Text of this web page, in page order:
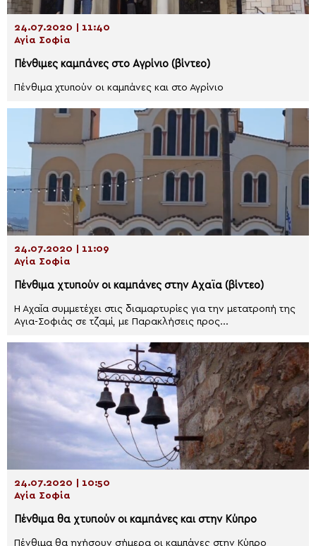
24.07.2020 | 11:40
Αγία Σοφία
Πένθιμες καμπάνες στο Αγρίνιο (βίντεο)
Πένθιμα χτυπούν οι καμπάνες και στο Αγρίνιο
24.07.2020 | 11:09
Αγία Σοφία
Πένθιμα χτυπούν οι καμπάνες στην Αχαϊα (βίντεο)
Η Αχαΐα συμμετέχει στις διαμαρτυρίες για την μετατροπή της
Aγια-Σοφιάς σε τζαμί, με Παρακλήσεις προς...
24.07.2020 | 10:50
Αγία Σοφία
Πένθιμα θα χτυπούν οι καμπάνες και στην Κύπρο
Πένθιμα θα ηχήσουν σήμερα οι καμπάνες στην Κύπρο